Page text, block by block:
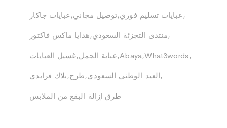
عبايات جاكار توصيل مجاني عبايات تسليم فوري
هدايا ماكس فاكتور منتدى التجزئة السعودي
غسيل العبايات عباية الجمل Abaya What3words
بلاك فرايدي طرح العيد الوطني السعودي
طرق إزالة البقع من الملابس